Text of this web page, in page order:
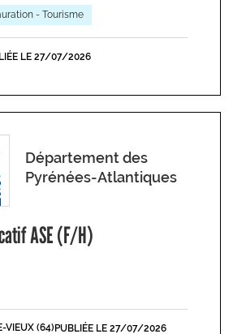
- Tourisme
LE 27/07/2026
Département des
Pyrénées-Atlantiques
ASE (F/H)
VIEUX (64) PUBLIÉE LE 27/07/2026